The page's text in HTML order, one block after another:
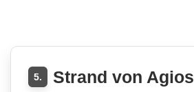
5. Strand von